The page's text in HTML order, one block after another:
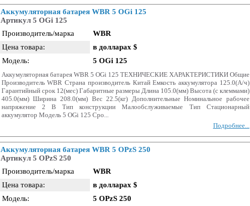
Аккумуляторная батарея WBR 5 OGi 125
Артикул 5 OGi 125
Производитель/марка
WBR
Цена товара:
в долларах $
Модель:
5 OGi 125
Аккумуляторная батарея WBR 5 OGi 125 ТЕХНИЧЕСКИЕ ХАРАКТЕРИСТИКИ Общие
Производитель WBR Страна производитель Китай Емкость аккумулятора 125.0(А/ч)
Гарантийный срок 12(мес) Габаритные размеры Длина 105.0(мм) Высота (с клеммами)
405.0(мм) Ширина 208.0(мм) Вес 22.5(кг) Дополнительные Номинальное рабочее
напряжение 2 В Тип конструкции Малообслуживаемые Тип Стационарный
аккумулятор Модель 5 OGi 125 Сро...
Подробнее...
Аккумуляторная батарея WBR 5 OPzS 250
Артикул 5 OPzS 250
Производитель/марка
WBR
Цена товара:
в долларах $
Модель:
5 OPzS 250